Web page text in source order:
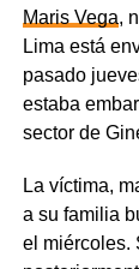
Maris Vega,
Lima está
pasado
estaba
sector de
La víctima,
a su familia
el miércoles.